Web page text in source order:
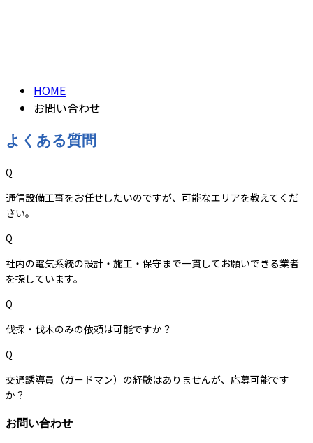
HOME
お問い合わせ
よくある質問
Q
通信設備工事をお任せしたいのですが、可能なエリアを教えてくだ
さい。
Q
社内の電気系統の設計・施工・保守まで一貫してお願いできる業者
を探しています。
Q
伐採・伐木のみの依頼は可能ですか？
Q
交通誘導員（ガードマン）の経験はありませんが、応募可能です
か？
お問い合わせ